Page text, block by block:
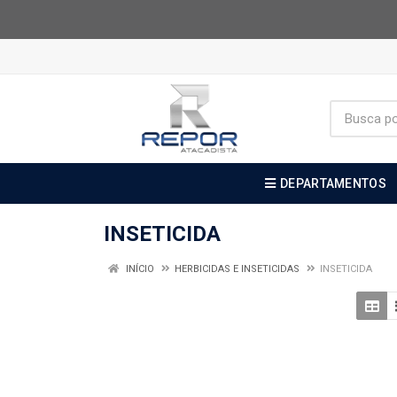
DEPARTAMENTOS
INSETICIDA
INÍCIO HERBICIDAS E INSETICIDAS INSETICIDA